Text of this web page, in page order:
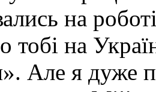
на
тобі на
Але я дуже